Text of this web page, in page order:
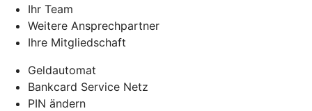
Ihr Team
Weitere Ansprechpartner
Ihre Mitgliedschaft
Geldautomat
Bankcard Service Netz
PIN ändern